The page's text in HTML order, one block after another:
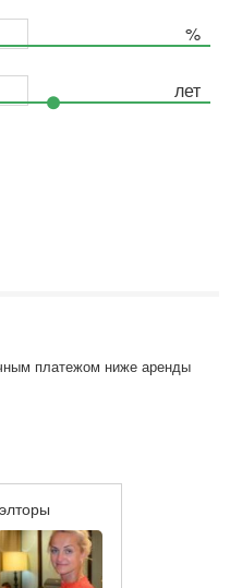
платежом ниже аренды